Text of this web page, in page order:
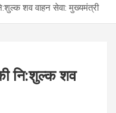
शव वाहन सेवा: मुख्यमंत्री
नि:शुल्क शव